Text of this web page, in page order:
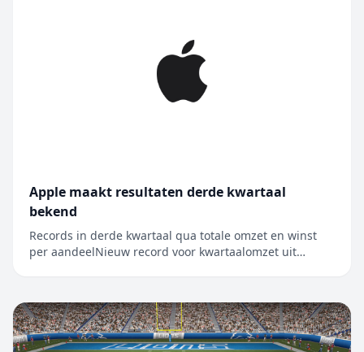
Apple maakt resultaten derde kwartaal
bekend
Records in derde kwartaal qua totale omzet en winst
per aandeelNieuw record voor kwartaalomzet uit
voor het derde kwartaal van het boekjaar 2026, dat
werd afgesloten op 27 juni 2026. De kwart...